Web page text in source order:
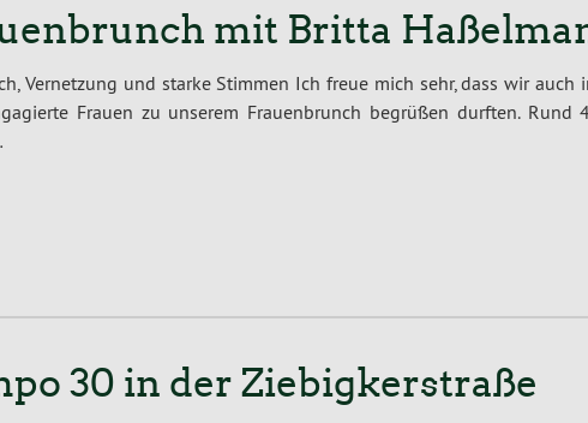
mit Britta
Vernetzung und starke Stimmen Ich freue mich sehr, dass wir auch
Frauen zu unserem Frauenbrunch begrüßen durften. Rund
30 in der Ziebigkerstraße